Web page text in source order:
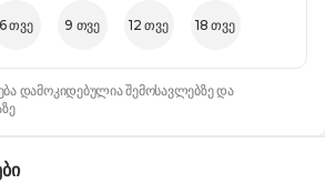
6 თვე 9 თვე 12 თვე 18 თვე
დამოკიდებულია შემოსავლებზე და